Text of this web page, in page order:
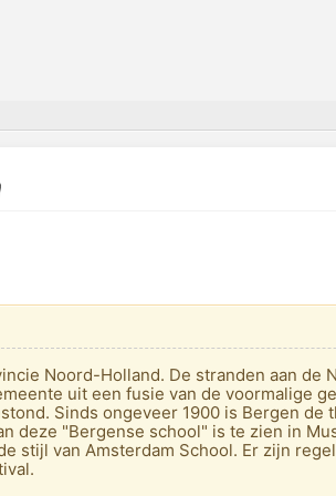
Noord-Holland. De stranden aan de
uit een fusie van de voormalige
Sinds ongeveer 1900 is Bergen de
deze "Bergense school" is te zien in
stijl van Amsterdam School. Er zijn